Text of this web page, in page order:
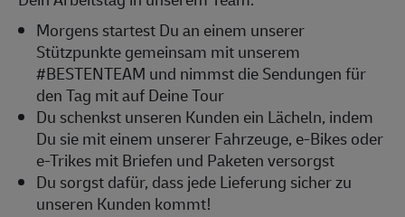
Morgens startest Du an einem unserer
Stützpunkte gemeinsam mit unserem
#BESTENTEAM und nimmst die Sendungen für
den Tag mit auf Deine Tour
Du schenkst unseren Kunden ein Lächeln, indem
Du sie mit einem unserer Fahrzeuge, e-Bikes oder
e-Trikes mit Briefen und Paketen versorgst
Du sorgst dafür, dass jede Lieferung sicher zu
unseren Kunden kommt!